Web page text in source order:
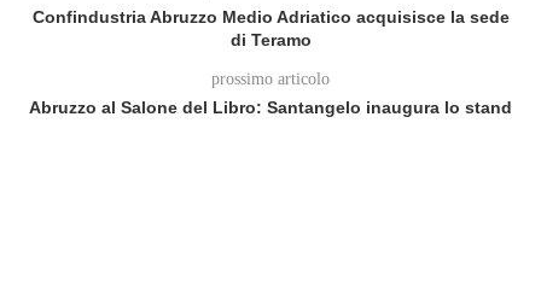
Confindustria Abruzzo Medio Adriatico acquisisce la sede
di Teramo
prossimo articolo
Abruzzo al Salone del Libro: Santangelo inaugura lo stand